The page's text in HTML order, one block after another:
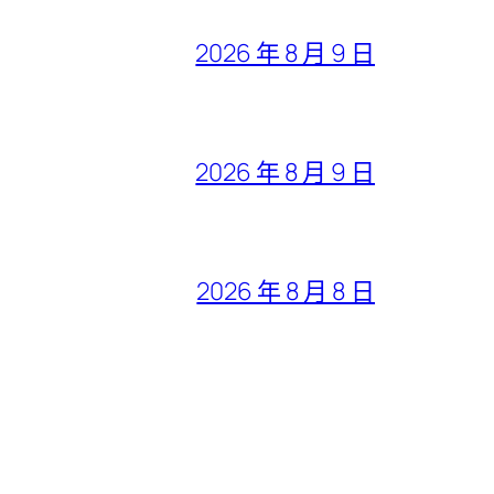
2026 年 8 月 9 日
2026 年 8 月 9 日
2026 年 8 月 8 日